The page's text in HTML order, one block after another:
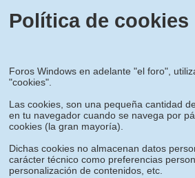
Política de cookies
Foros Windows en adelante "el foro",
"cookies".
Las cookies, son una pequeña cantidad
en tu navegador cuando se navega por
cookies (la gran mayoría).
Dichas cookies no almacenan datos
carácter técnico como preferencias
personalización de contenidos, etc.